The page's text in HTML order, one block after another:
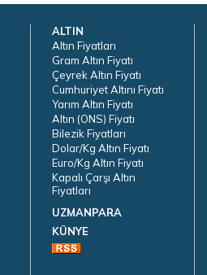
ALTIN
Altın Fiyatları
Gram Altın Fiyatı
Çeyrek Altın Fiyatı
Cumhuriyet Altını Fiyatı
Yarım Altın Fiyatı
Altın (ONS) Fiyatı
Bilezik Fiyatları
Dolar/Kg Altın Fiyatı
Euro/Kg Altın Fiyatı
Kapalı Çarşı Altın
Fiyatları
UZMANPARA
KÜNYE